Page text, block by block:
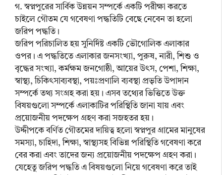
গ. স্বপ্নপুরের সার্বিক উন্নয়ন সম্পর্কে একটি পরীক্ষা করতে
চাইলে গৌতম যে গবেষণা পদ্ধতিটি বেছে নেবেন তা হলো
জরিপ পদ্ধতি।
জরিপ পরিচালিত হয় সুনির্দিষ্ট একটি ভৌগোলিক এলাকার
ওপর। এ পদ্ধতিতে এলাকার জনসংখ্যা, পুরুষ, নারী, শিশু ও
বৃদ্ধের সংখ্যা, কর্মক্ষম জনগোষ্ঠী, আয়ের উৎস, পেশা, শিক্ষা,
স্বাস্থ্য, চিকিৎসাব্যবস্থা, পয়ঃপ্রণালি ব্যবস্থা প্রভৃতি উপাদান
সম্পর্কে তথ্য সংগ্রহ করা হয়। এসব তথ্যের ভিত্তিতে উক্ত
বিষয়গুলো সম্পর্কে এলাকাটির পরিস্থিতি জানা যায় এবং
প্রয়োজনীয় পদক্ষেপ গ্রহণ করা সজহতর হয়।
উদ্দীপকে বর্ণিত গৌতমের দায়িত্ব হলো স্বপ্নপুর গ্রামের মানুষের
সমস্যা, চাহিদা, শিক্ষা, স্বাস্থ্যসহ বিভিন্ন পরিস্থিতি গবেষণা করে
বের করা এবং তাদের জন্য প্রয়োজনীয় পদক্ষেপ গ্রহণ করা।
যেহেতু জরিপ পদ্ধতি এ বিষয়গুলো নিয়ে গবেষণা করে তাই